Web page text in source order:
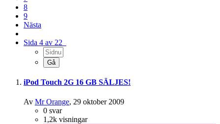
8
9
Nästa
Sida 4 av 22
iPod Touch 2G 16 GB SÄLJES!
Av Mr Orange, 29 oktober 2009
0 svar
1,2k visningar